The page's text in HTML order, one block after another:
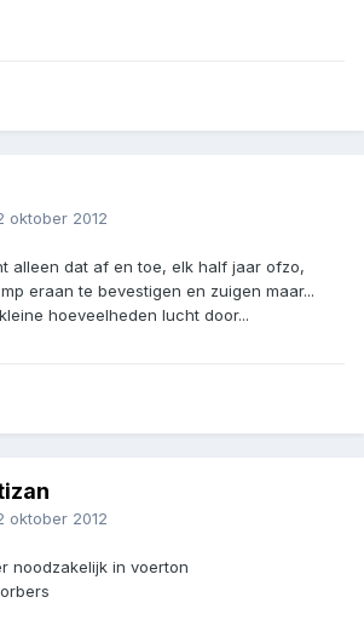
oktober 2012
alleen dat af en toe, elk half jaar ofzo,
eraan te bevestigen en zuigen maar...
hoeveelheden lucht door...
oktober 2012
noodzakelijk in voerton